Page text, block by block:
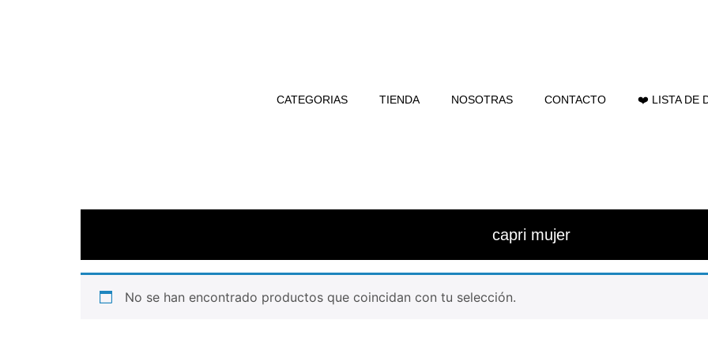
CATEGORIAS TIENDA NOSOTRAS CONTACTO ❤️ LISTA DE
capri mujer
No se han encontrado productos que coincidan con tu selección.